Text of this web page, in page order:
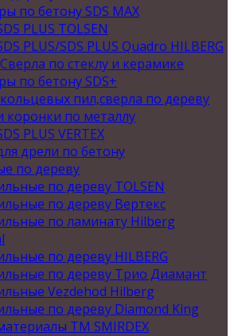
по бетону SDS MAX
PLUS TOLSEN
PLUS/SDS PLUS Quadro HILBERG
по стеклу и керамике
по бетону SDS+
пил,сверла по дереву
коронки по металлу
PLUS VERTEX
дрели по бетону
по дереву
по дереву TOLSEN
по дереву Вертекс
по ламинату Hilberg
по дереву HILBERG
по дереву Трио Диамант
Vezdehod Hilberg
по дереву Diamond King
ТМ SMIRDEX